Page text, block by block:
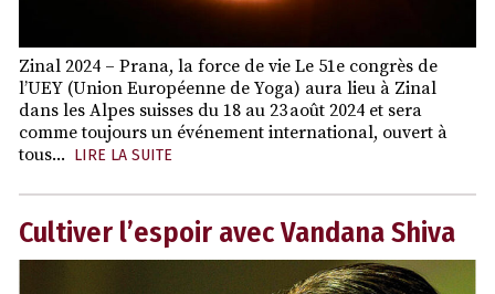
Zinal 2024 – Prana, la force de vie Le 51e congrès de
l’UEY (Union Européenne de Yoga) aura lieu à Zinal
dans les Alpes suisses du 18 au 23 août 2024 et sera
comme toujours un événement international, ouvert à
tous... LIRE LA SUITE
Cultiver l’espoir avec Vandana Shiva